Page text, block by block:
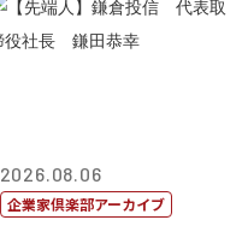
2026.08.06
企業家倶楽部アーカイブ